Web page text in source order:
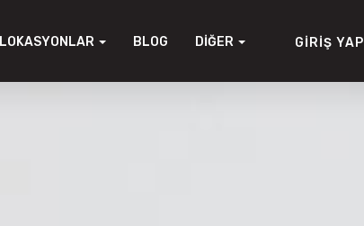
LOKASYONLAR BLOG DIĞER GIRIŞ YAP